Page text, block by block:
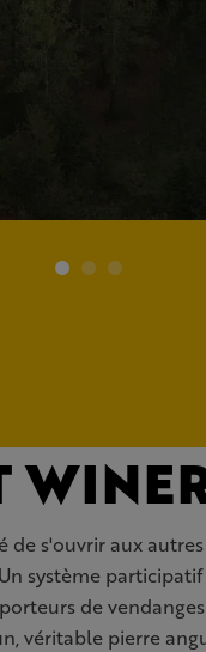
de s'ouvrir aux
système
de
véritable pierre